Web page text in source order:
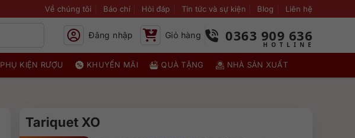
Về chúng tôi Báo chí Hỏi đáp Tin tức và sự kiện Blog Liên hệ
Đăng nhập Giỏ hàng 0363 909 636
PHỤ KIỆN RƯỢU KHUYẾN MÃI QUÀ TẶNG NHÀ SẢN XUẤT
Tariquet XO